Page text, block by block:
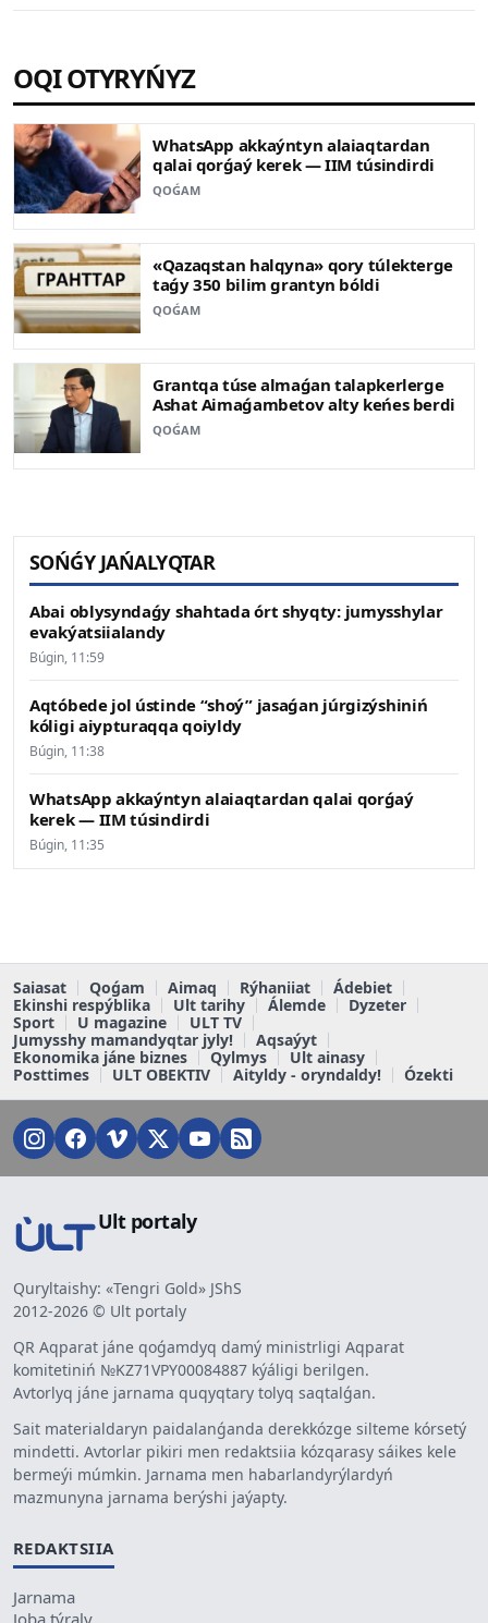
OQI OTYRYŃYZ
WhatsApp akkaýntyn alaiaqtardan
qalai qorǵaý kerek — IIM túsindirdi
QOǴAM
«Qazaqstan halqyna» qory túlekterge
taǵy 350 bilim grantyn bóldi
QOǴAM
Grantqa túse almaǵan talapkerlerge
Ashat Aimaǵambetov alty keńes berdi
QOǴAM
SOŃǴY JAŃALYQTAR
Abai oblysyndaǵy shahtada órt shyqty: jumysshylar
evakýatsiialandy
Búgin, 11:59
Aqtóbede jol ústinde “shoý” jasaǵan júrgizýshiniń
kóligi aiypturaqqa qoiyldy
Búgin, 11:38
WhatsApp akkaýntyn alaiaqtardan qalai qorǵaý
kerek — IIM túsindirdi
Búgin, 11:35
Saiasat Qoǵam Aimaq Rýhaniiat
Ádebiet
Ekinshi respýblika
Ult tarihy Álemde
Dyzeter
Sport
U magazine
ULT TV
Jumysshy mamandyqtar jyly!
Aqsaýyt
Ekonomika jáne biznes
Qylmys
Ult ainasy
Posttimes
ULT OBEKTIV Aityldy - oryndaldy! Ózekti
Ult portaly
Quryltaishy: «Tengri Gold» JShS
2012-2026 © Ult portaly
QR Aqparat jáne qoǵamdyq damý ministrligi Aqparat
komitetiniń №KZ71VPY00084887 kýáligi berilgen.
Avtorlyq jáne jarnama quqyqtary tolyq saqtalǵan.
Sait materialdaryn paidalanǵanda derekkózge silteme kórsetý
mindetti. Avtorlar pikiri men redaktsiia kózqarasy sáikes kele
bermeýi múmkin. Jarnama men habarlandyrýlardyń
mazmunyna jarnama berýshi jaýapty.
REDAKTSIIA
Jarnama